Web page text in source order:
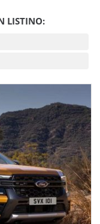
Cab – Cabina
esterno
stesso tempo
una griglia
LISTINO: